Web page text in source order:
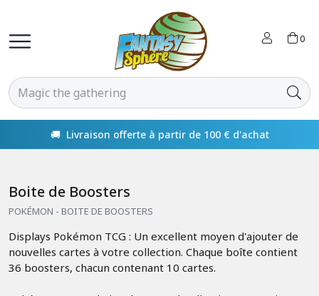
0
🚚 Livraison offerte à partir de 100 € d'achat
Boite de Boosters
POKÉMON - BOITE DE BOOSTERS
Displays Pokémon TCG : Un excellent moyen d'ajouter de
nouvelles cartes à votre collection. Chaque boîte contient
36 boosters, chacun contenant 10 cartes.